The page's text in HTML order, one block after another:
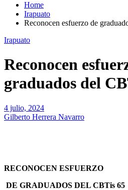
Home
Irapuato
Reconocen esfuerzo de
Irapuato
Reconocen
graduados del
4 julio, 2024
Gilberto Herrera Navarro
RECONOCEN ESFUERZO
DE GRADUADOS DEL CBTis 65